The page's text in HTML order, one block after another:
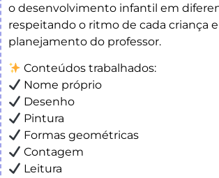
o desenvolvimento infantil em
respeitando o ritmo de cada criança
planejamento do professor.
Conteúdos trabalhados:
Nome próprio
Desenho
Pintura
Formas geométricas
Contagem
Leitura